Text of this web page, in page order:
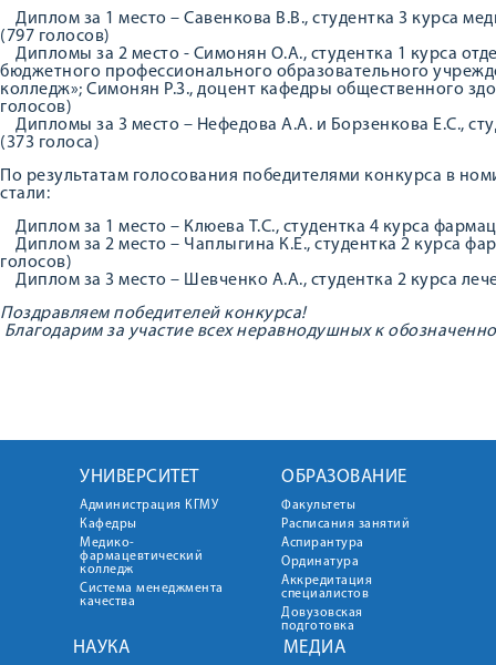
Диплом за 1 место – Савенкова В.В., студентка 3 курса
(797 голосов)
Дипломы за 2 место - Симонян О.А., студентка 1 курса
бюджетного профессионального образовательного
колледж»; Симонян Р.З., доцент кафедры общественного
голосов)
Дипломы за 3 место – Нефедова А.А. и Борзенкова Е.С.,
(373 голоса)
По результатам голосования победителями конкурса в
стали:
Диплом за 1 место – Клюева Т.С., студентка 4 курса
Диплом за 2 место – Чаплыгина К.Е., студентка 2 курса
голосов)
Диплом за 3 место – Шевченко А.А., студентка 2 курса
Поздравляем победителей конкурса!
Благодарим за участие всех неравнодушных к
УНИВЕРСИТЕТ
Администрация КГМУ
Кафедры
Медико-
фармацевтический
колледж
Система менеджмента
качества
ОБРАЗОВАНИЕ
Факультеты
Расписания занятий
Аспирантура
Ординатура
Аккредитация
специалистов
Довузовская
подготовка
НАУКА МЕДИА